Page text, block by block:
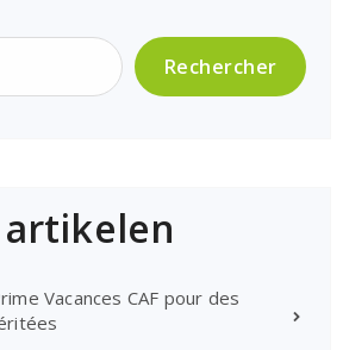
Rechercher
Vacances CAF pour des